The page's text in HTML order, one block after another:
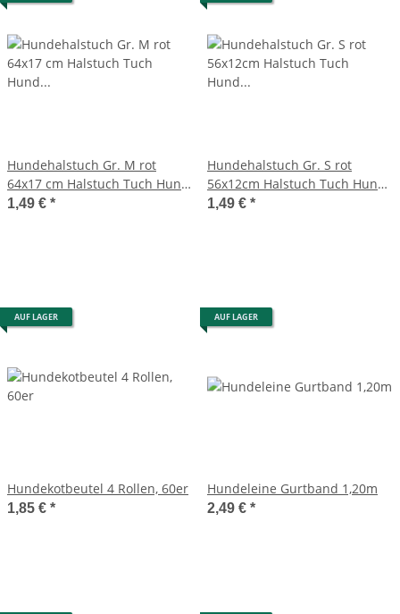
Hundehalstuch Gr. M rot
64x17 cm Halstuch Tuch Hund
Baumwolle WELTBILD
1,49 € *
Hundehalstuch Gr. S rot
56x12cm Halstuch Tuch Hund
Baumwolle WELTBILD
1,49 € *
AUF LAGER
Hundekotbeutel 4 Rollen, 60er
1,85 € *
AUF LAGER
Hundeleine Gurtband 1,20m
2,49 € *